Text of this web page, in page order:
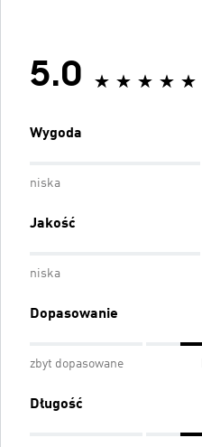
5.0
Wygoda
niska
Jakość
niska
Dopasowanie
zbyt dopasowane
Długość